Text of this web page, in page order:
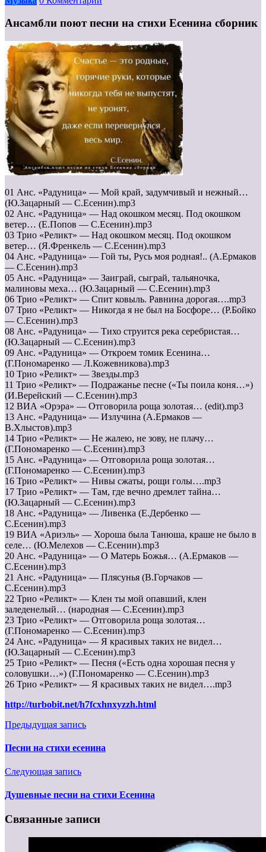
Ансамбли поют песни на стихи Есенина сборник
01 Анс. «Радуница» — Мой край, задумчивый и нежный…
(Ю.Зацарный — С.Есенин).mp3
02 Анс. «Радуница» — Над окошком месяц. Под окошком
ветер… (Е.Попов — С.Есенин).mp3
03 Трио «Реликт» — Над окошком месяц. Под окошком
ветер… (Я.Френкель — С.Есенин).mp3
04 Анс. «Радуница» — Гой ты, Русь моя родная!.. (А.Ермаков
— С.Есенин).mp3
05 Анс. «Радуница» — Заиграй, сыграй, тальяночка,
малиновы меха… (Ю.Зацарный — С.Есенин).mp3
06 Трио «Реликт» — Спит ковыль. Равнина дорогая….mp3
07 Трио «Реликт» — Никогда я не был на Босфоре… (Р.Бойко
— С.Есенин).mp3
08 Анс. «Радуница» — Тихо струится река серебристая…
(Ю.Зацарный — С.Есенин).mp3
09 Анс. «Радуница» — Откроем томик Есенина…
(Г.Пономаренко — Л.Кожевникова).mp3
10 Трио «Реликт» — Звезды.mp3
11 Трио «Реликт» — Подражанье песне («Ты поила коня…»)
(И.Верейский — С.Есенин).mp3
12 ВИА «Орэра» — Отговорила роща золотая… (edit).mp3
13 Анс. «Радуница» — Излучина (А.Ермаков —
В.Хлыстов).mp3
14 Трио «Реликт» — Не жалею, не зову, не плачу…
(Г.Пономаренко — С.Есенин).mp3
15 Анс. «Радуница» — Отговорила роща золотая…
(Г.Пономаренко — С.Есенин).mp3
16 Трио «Реликт» — Нивы сжаты, рощи голы….mp3
17 Трио «Реликт» — Там, где вечно дремлет тайна…
(Ю.Зацарный — С.Есенин).mp3
18 Анс. «Радуница» — Ливенка (Е.Дербенко —
С.Есенин).mp3
19 ВИА «Ариэль» — Хороша была Танюша, краше не было в
селе… (Ю.Мелехов — С.Есенин).mp3
20 Анс. «Радуница» — О Матерь Божья… (А.Ермаков —
С.Есенин).mp3
21 Анс. «Радуница» — Плясунья (В.Горчаков —
С.Есенин).mp3
22 Трио «Реликт» — Клен ты мой опавший, клен
заледенелый… (народная — С.Есенин).mp3
23 Трио «Реликт» — Отговорила роща золотая…
(Г.Пономаренко — С.Есенин).mp3
24 Анс. «Радуница» — Я красивых таких не видел…
(Ю.Зацарный — С.Есенин).mp3
25 Трио «Реликт» — Песня («Есть одна хорошая песня у
соловушки…») (Г.Пономаренко — С.Есенин).mp3
26 Трио «Реликт» — Я красивых таких не видел….mp3
http://turbobit.net/h7fcxhnxyzzh.html
Предыдущая запись
Песни на стихи есенина
Следующая запись
Душевные песни на стихи Есенина
Связанные записи